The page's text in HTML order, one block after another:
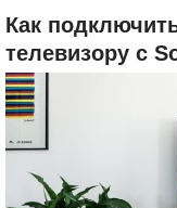
Как
телевизору с